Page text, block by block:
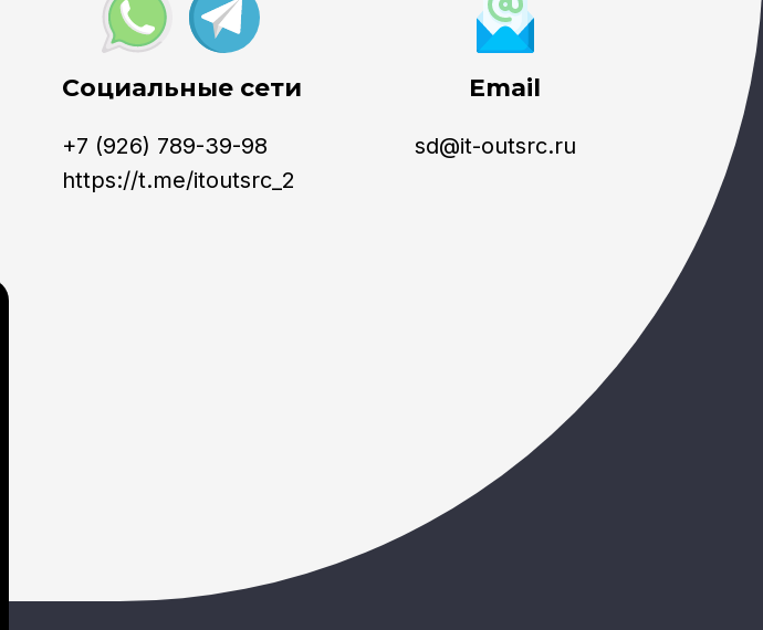
Социальные сети
+7 (926) 789-39-98
https://t.me/itoutsrc_2
Email
sd@it-outsrc.ru